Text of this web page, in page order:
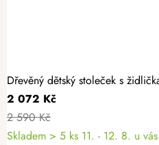
Dřevěný dětský stoleček s
2 072 Kč
2 590 Kč
Skladem > 5 ks 11. - 12. 8. u vás